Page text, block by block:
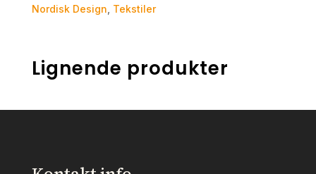
Nordisk Design Tekstiler
Lignende produkter